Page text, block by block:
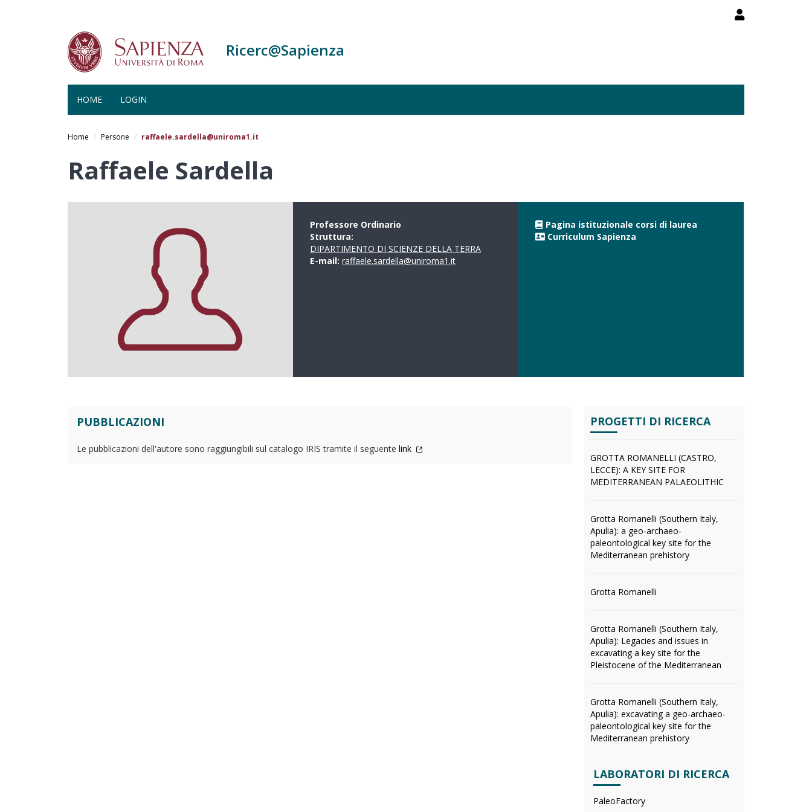
Ricerc@Sapienza
HOME LOGIN
Home Persone raffaele.sardella@uniroma1.it
Raffaele Sardella
Professore Ordinario
Struttura:
DIPARTIMENTO DI SCIENZE DELLA TERRA
E-mail: raffaele.sardella@uniroma1.it
Pagina istituzionale corsi di laurea
Curriculum Sapienza
PUBBLICAZIONI
Le pubblicazioni dell'autore sono raggiungibili sul catalogo IRIS tramite il seguente link
PROGETTI DI RICERCA
GROTTA ROMANELLI (CASTRO,
LECCE): A KEY SITE FOR
MEDITERRANEAN PALAEOLITHIC
Grotta Romanelli (Southern Italy,
Apulia): a geo-archaeo-
paleontological key site for the
Mediterranean prehistory
Grotta Romanelli
Grotta Romanelli (Southern Italy,
Apulia): Legacies and issues in
excavating a key site for the
Pleistocene of the Mediterranean
Grotta Romanelli (Southern Italy,
Apulia): excavating a geo-archaeo-
paleontological key site for the
Mediterranean prehistory
LABORATORI DI RICERCA
PaleoFactory